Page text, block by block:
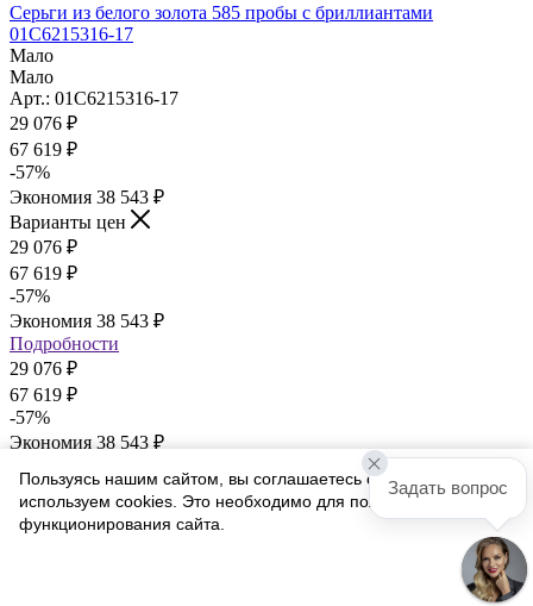
Серьги из белого золота 585 пробы с бриллиантами
01С6215316-17
Мало
Мало
Арт.: 01С6215316-17
29 076 ₽
67 619 ₽
-57%
Экономия 38 543 ₽
Варианты цен
29 076 ₽
67 619 ₽
-57%
Экономия 38 543 ₽
Подробности
29 076 ₽
67 619 ₽
-57%
Экономия 38 543 ₽
₽
67 619₽
Пользуясь нашим сайтом, вы соглашаетесь с тем, что мы
используем cookies. Это необходимо для полноценного
функционирования сайта.
Задать вопрос